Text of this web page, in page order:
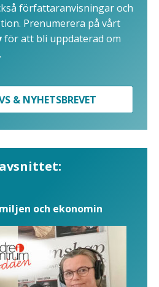
författaranvisningar och
Prenumerera på vårt
för att bli uppdaterad om
& NYHETSBREVET
och ekonomin